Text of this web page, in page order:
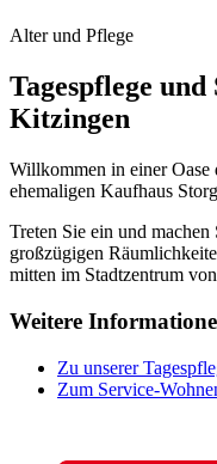
Alter und Pflege
Tagespflege
Kitzingen
Willkommen in einer Oase
ehemaligen Kaufhaus Storg
Treten Sie ein und
großzügigen
mitten im Stadtzentrum
Weitere
Zu unserer
Zum Service-